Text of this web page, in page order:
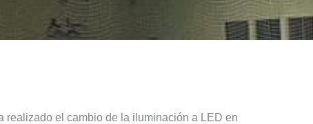
realizado el cambio de la iluminación a LED en